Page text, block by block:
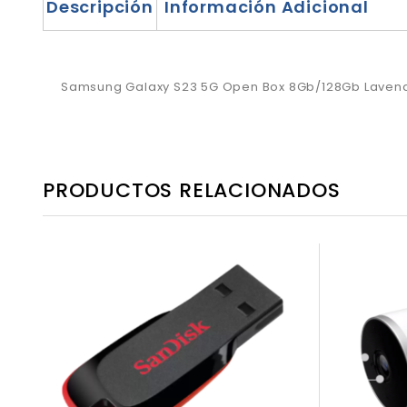
Descripción Información Adicional
Samsung Galaxy S23 5G Open Box 8Gb/128Gb
PRODUCTOS RELACIONADOS